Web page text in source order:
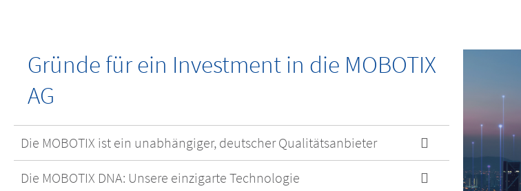
Gründe für ein Investment in die MOBOTIX
AG
Die MOBOTIX ist ein unabhängiger, deutscher Qualitätsanbieter
Die MOBOTIX DNA: Unsere einzigarte Technologie